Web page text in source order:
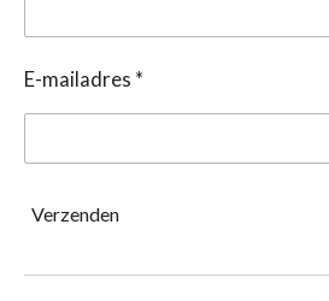
E-mailadres *
Verzenden